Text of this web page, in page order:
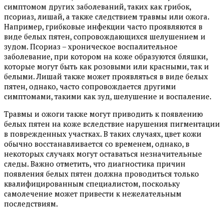
симптомом других заболеваний, таких как грибок,
псориаз, лишай, а также следствием травмы или ожога.
Например, грибковые инфекции часто проявляются в
виде белых пятен, сопровождающихся шелушением и
зудом. Псориаз – хроническое воспалительное
заболевание, при котором на коже образуются бляшки,
которые могут быть как розовыми или красными, так и
белыми. Лишай также может проявляться в виде белых
пятен, однако, часто сопровождается другими
симптомами, такими как зуд, шелушение и воспаление.
Травмы и ожоги также могут приводить к появлению
белых пятен на коже вследствие нарушения пигментации
в поврежденных участках. В таких случаях, цвет кожи
обычно восстанавливается со временем, однако, в
некоторых случаях могут оставаться незначительные
следы. Важно отметить, что диагностика причин
появления белых пятен должна проводиться только
квалифицированным специалистом, поскольку
самолечение может привести к нежелательным
последствиям.